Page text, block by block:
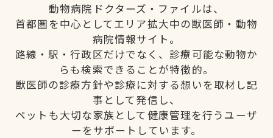
動物病院ドクターズ・ファイルは、
首都圏を中心としてエリア拡大中の獣医師・動物
病院情報サイト。
路線・駅・行政区だけでなく、診療可能な動物か
らも検索できることが特徴的。
獣医師の診療方針や診療に対する想いを取材し記
事として発信し、
ペットも大切な家族として健康管理を行うユーザ
ーをサポートしています。